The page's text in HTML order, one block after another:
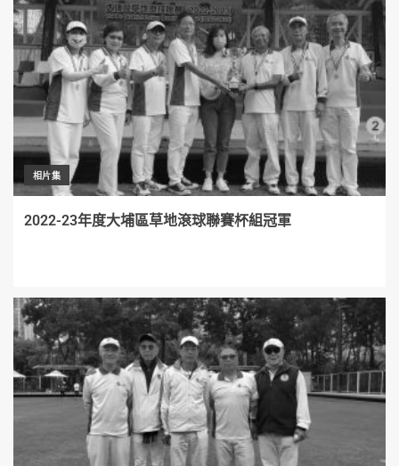
相片集
2022-23年度大埔區草地滾球聯賽杯組冠軍